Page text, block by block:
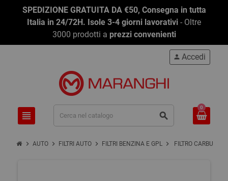
SPEDIZIONE GRATUITA DA €50, Consegna in tutta
Italia in 24/72H. Isole 3-4 giorni lavorativi - Oltre
3000 prodotti a prezzi convenienti
view_headline search
person Accedi
0
chevron_right AUTO chevron_right FILTRI AUTO chevron_right FILTRI BENZINA E GPL chevron_right FILTRO